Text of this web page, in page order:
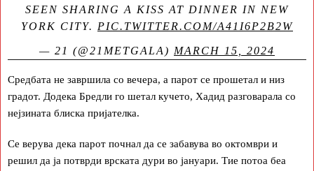
SEEN SHARING A KISS AT DINNER IN NEW
YORK CITY. PIC.TWITTER.COM/A41I6P2B2W
— 21 (@21METGALA) MARCH 15, 2024
Средбата не завршила со вечера, а парот се прошетал и низ
градот. Додека Бредли го шетал кучето, Хадид разговарала со
нејзината блиска пријателка.
Се верува дека парот почнал да се забавува во октомври и
решил да ја потврди врската дури во јануари. Тие потоа беа